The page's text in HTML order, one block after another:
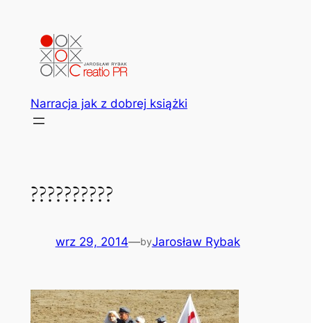
Narracja jak z dobrej książki
??????????
wrz 29, 2014—byJarosław Rybak